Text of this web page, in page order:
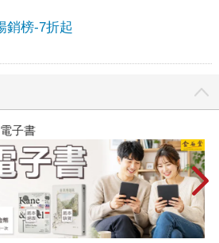
銷榜-7折起
子書